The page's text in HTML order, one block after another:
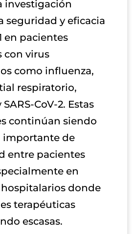
investigación
seguridad y eficacia
en pacientes
con virus
como influenza,
respiratorio,
CoV-2. Estas
continúan siendo
importante de
entre pacientes
en
donde
terapéuticas
escasas.